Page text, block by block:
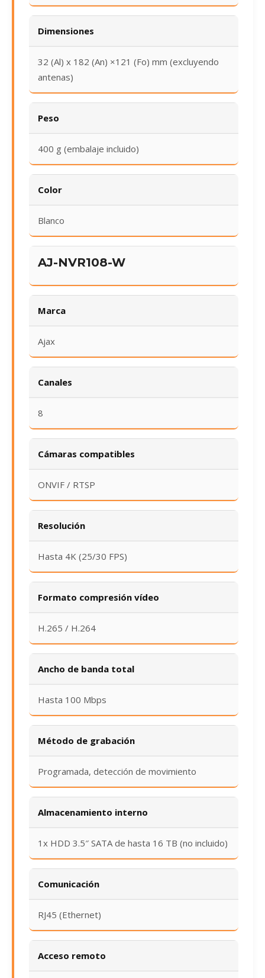
Dimensiones
32 (Al) x 182 (An) ×121 (Fo) mm (excluyendo
antenas)
Peso
400 g (embalaje incluido)
Color
Blanco
AJ-NVR108-W
Marca
Ajax
Canales
8
Cámaras compatibles
ONVIF / RTSP
Resolución
Hasta 4K (25/30 FPS)
Formato compresión vídeo
H.265 / H.264
Ancho de banda total
Hasta 100 Mbps
Método de grabación
Programada, detección de movimiento
Almacenamiento interno
1x HDD 3.5″ SATA de hasta 16 TB (no incluido)
Comunicación
RJ45 (Ethernet)
Acceso remoto